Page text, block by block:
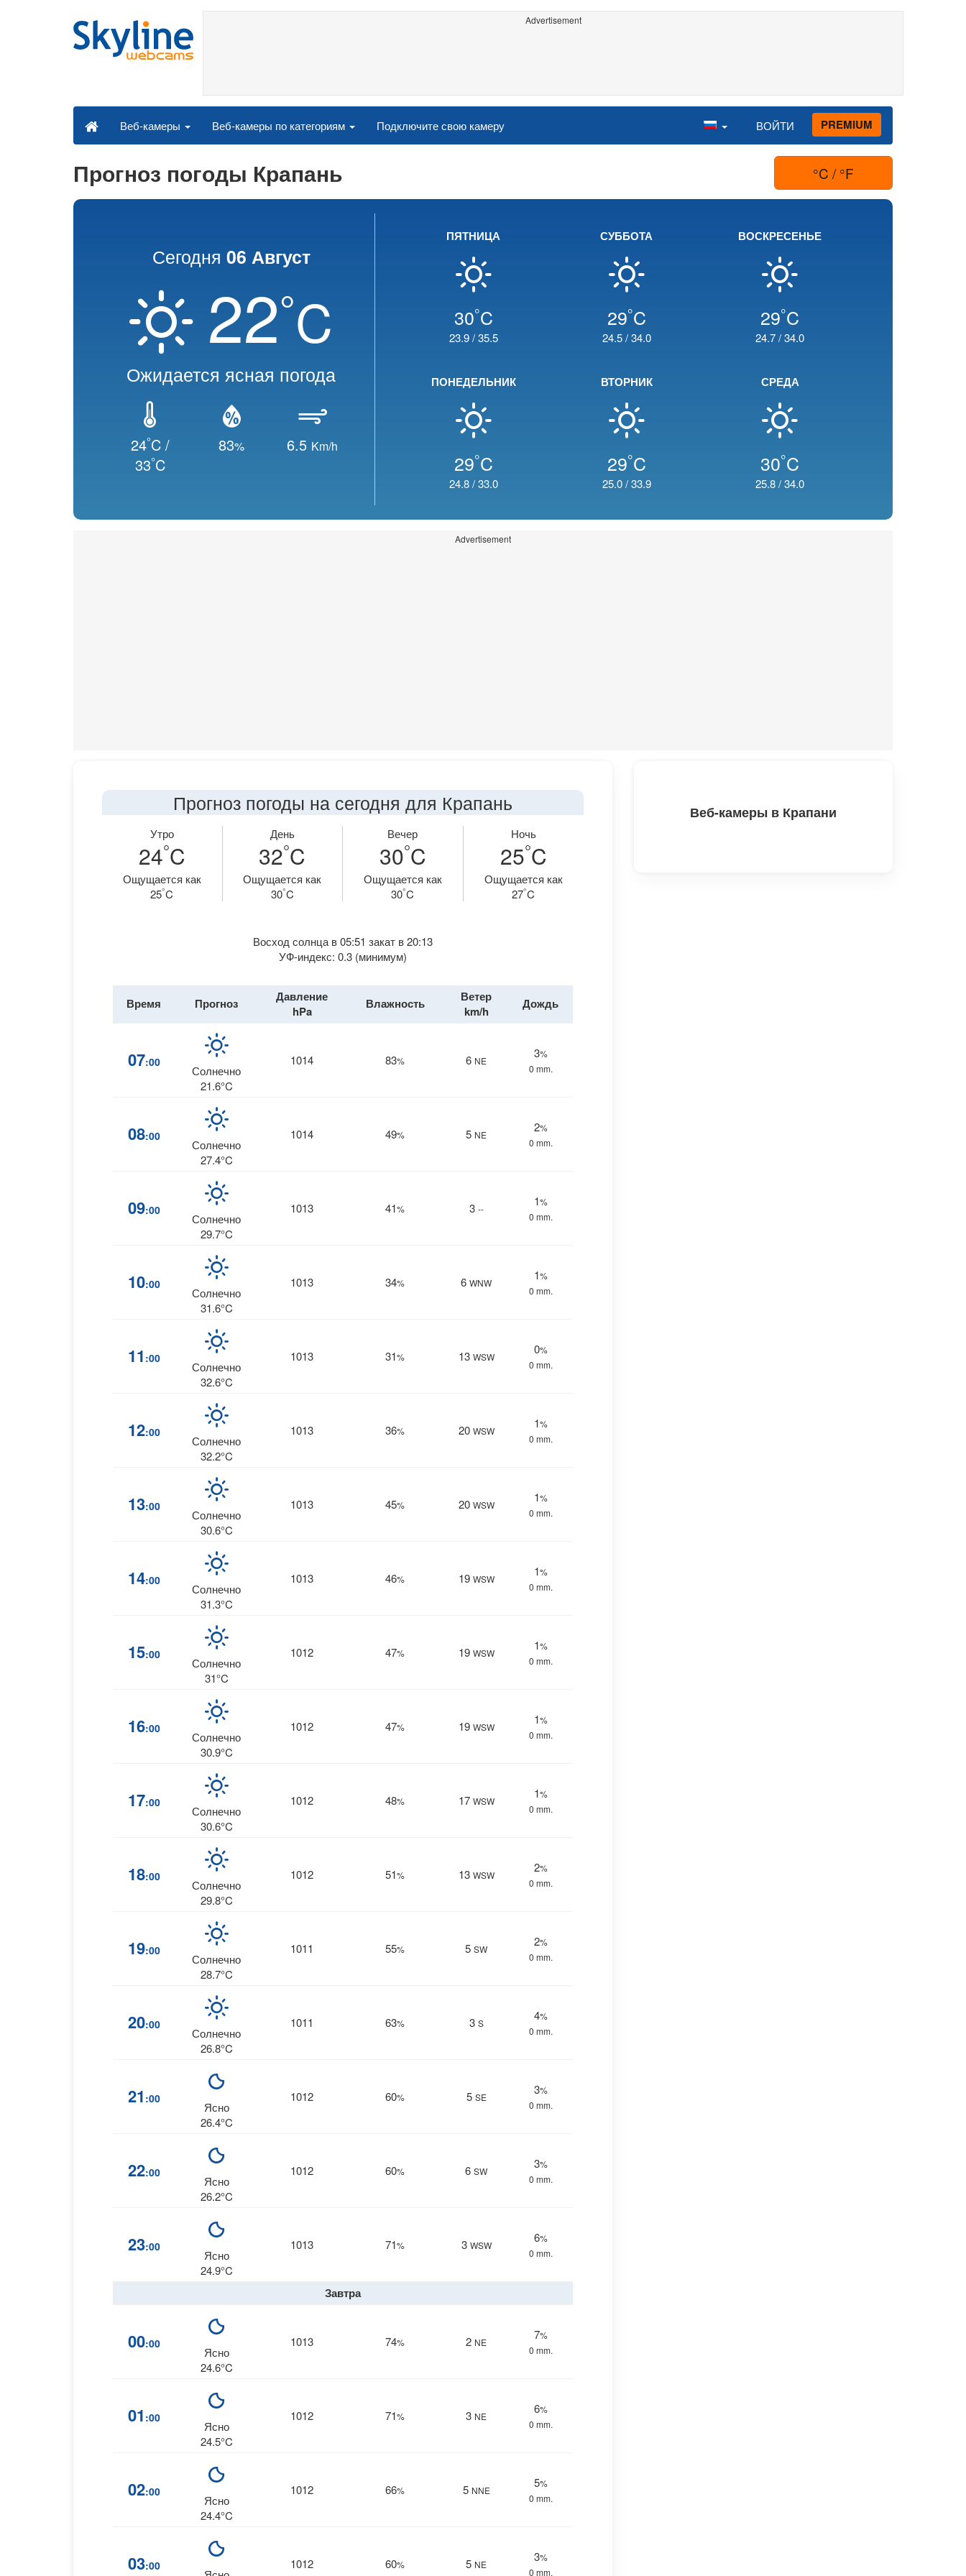
Advertisement
Веб-камеры Веб-камеры по категориям Подключите свою камеру ВОЙТИ PREMIUM
Прогноз погоды Крапань °C / °F
Сегодня 06 Август
22°C
Ожидается ясная погода
24°C /
33°C
83% 6.5 Km/h
ПЯТНИЦА
30°C
23.9/35.5
СУББОТА
29°C
24.5/34.0
ВОСКРЕСЕНЬЕ
29°C
24.7/34.0
ПОНЕДЕЛЬНИК
29°C
24.8/33.0
ВТОРНИК
29°C
25.0/33.9
СРЕДА
30°C
25.8/34.0
Advertisement
Прогноз погоды на сегодня для Крапань
Утро
24°C
Ощущается как
25°C
День
32°C
Ощущается как
30°C
Вечер
30°C
Ощущается как
30°C
Ночь
25°C
Ощущается как
27°C
Восход солнца в 05:51 закат в 20:13
УФ-индекс: 0.3 (минимум)
Время Прогноз
Давление
hPa
Влажность
Ветер
km/h
Дождь
07:00
Солнечно
21.6°C
1014 83% 6 NE
3%
0 mm.
08:00
Солнечно
27.4°C
1014 49% 5 NE
2%
0 mm.
09:00
Солнечно
29.7°C
1013 41% 3 --
1%
0 mm.
10:00
Солнечно
31.6°C
1013 34% 6 WNW
1%
0 mm.
11 :00
Солнечно
32.6°C
1013 31% 13 WSW
0%
0 mm.
12:00
Солнечно
32.2°C
1013 36% 20 WSW
1%
0 mm.
13:00
Солнечно
30.6°C
1013 45% 20 WSW
1%
0 mm.
14:00
Солнечно
31.3°C
1013 46% 19 WSW
1%
0 mm.
15:00
Солнечно
31°C
1012 47% 19 WSW
1%
0 mm.
16:00
Солнечно
30.9°C
1012 47% 19 WSW
1%
0 mm.
17:00
Солнечно
30.6°C
1012 48% 17 WSW
1%
0 mm.
18:00
Солнечно
29.8°C
1012 51% 13 WSW
2%
0 mm.
19:00
Солнечно
28.7°C
1011 55% 5 SW
2%
0 mm.
20:00
Солнечно
26.8°C
1011 63% 3 S
4%
0 mm.
21 :00
Ясно
26.4°C
1012 60% 5 SE
3%
0 mm.
22:00
Ясно
26.2°C
1012 60% 6 SW
3%
0 mm.
23:00
Ясно
24.9°C
1013 71% 3 WSW
6%
0 mm.
Завтра
00:00
Ясно
24.6°C
1013 74% 2 NE
7%
0 mm.
01 :00
Ясно
24.5°C
1012 71% 3 NE
6%
0 mm.
02:00
Ясно
24.4°C
1012 66% 5 NNE
5%
0 mm.
03:00 1012 60% 5 NE
3%
0 mm.
Веб-камеры в Крапани